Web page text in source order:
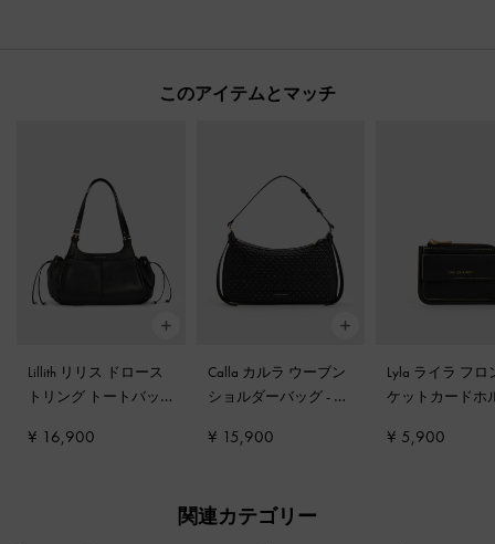
このアイテムとマッチ
Lillith リリス ドロース
トリング トートバッ
¥ 16,900
Calla カルラ ウーブン
ショルダーバッグ- ブ
¥ 15,900
Lyla ライラ フロ
ケットカードホ
¥ 5,900
関連カテゴリー